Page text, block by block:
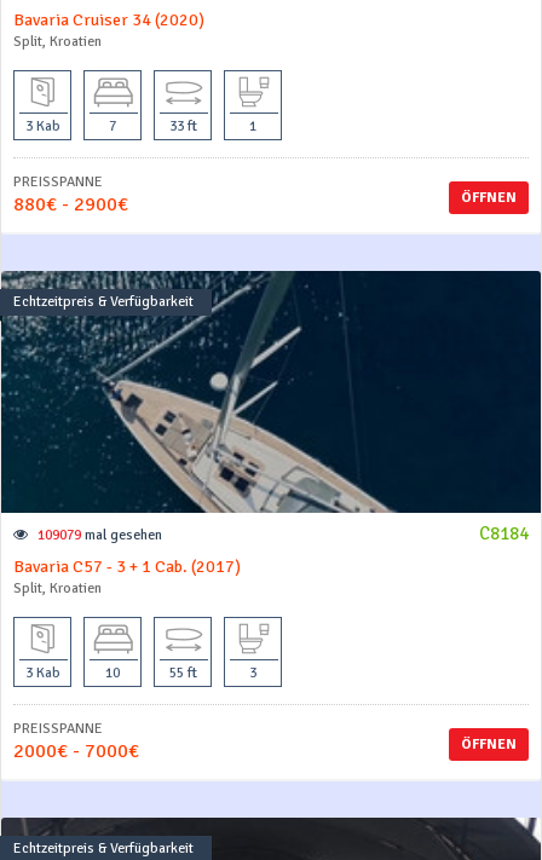
Bavaria Cruiser 34 (2020)
Split, Kroatien
3 Kab 7 33 ft 1
ÖFFNEN
PREISSPANNE
880€ - 2900€
Echtzeitpreis & Verfügbarkeit
C8184
109079 mal gesehen
Bavaria C57 - 3 + 1 Cab. (2017)
Split, Kroatien
3 Kab 10 55 ft 3
ÖFFNEN
PREISSPANNE
2000€ - 7000€
Echtzeitpreis & Verfügbarkeit